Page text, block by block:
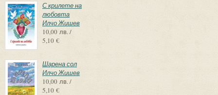
С крилете на
любовта
Илчо Жишев
10,00 лв. /
5,10 €
Шарена сол
Илчо Жишев
10,00 лв. /
5,10 €